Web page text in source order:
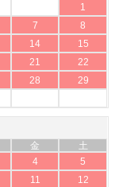
1
7
8
14
15
21
22
28
29
金
土
4
5
11
12